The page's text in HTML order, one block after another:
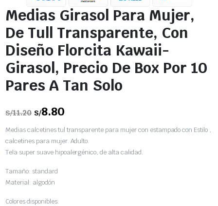
Medias Girasol Para Mujer,
De Tull Transparente, Con
Diseño Florcita Kawaii-
Girasol, Precio De Box Por 10
Pares A Tan Solo
S/11.20 El
precio
era:
S/11.20.
S/8.80El
precio
es:
S/8.80.
Medias calcetines tul transparente para mujer con estampado con Estilo ,
calcetines para mujer. Adulto.
Tela super suave hipoalergénico, de alta calidad.
Tamaño: standard
Material: algodón
Colores disponibles: